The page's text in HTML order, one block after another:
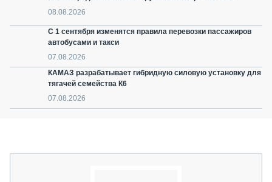
08.08.2026
С 1 сентября изменятся правила перевозки пассажиров
автобусами и такси
07.08.2026
КАМАЗ разрабатывает гибридную силовую установку для
тягачей семейства К6
07.08.2026